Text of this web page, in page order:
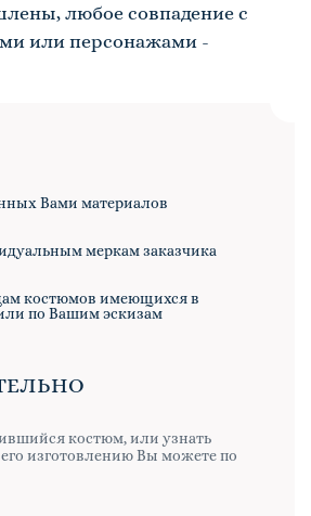
любое совпадение с
или персонажами -
Вами материалов
меркам заказчика
костюмов имеющихся в
по Вашим эскизам
костюм, или узнать
изготовлению Вы можете по